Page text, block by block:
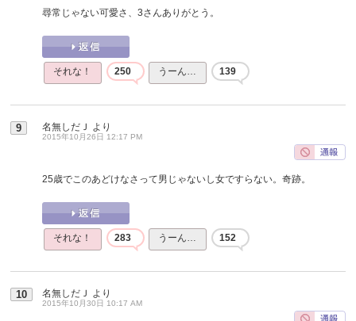
尋常じゃない可愛さ、3さんありがとう。
それな！ 250 うーん… 139
9 名無しだＪ より
2015年10月26日 12:17 PM
25歳でこのあどけなさって男じゃないし女ですらない。奇跡。
それな！ 283 うーん… 152
10 名無しだＪ より
2015年10月30日 10:17 AM